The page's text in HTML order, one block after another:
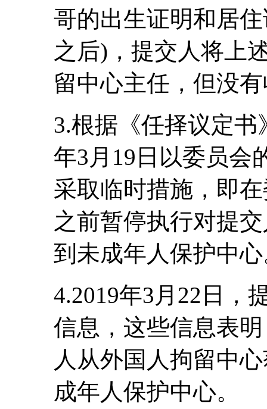
哥的出生证明和居
之后)，提交人将上
留中心主任，但没
3.根据《任择议定书
年3月19日以委员会
采取临时措施，即
之前暂停执行对提
到未成年人保护中
4.2019年3月22日，
信息，这些信息表
人从外国人拘留中
成年人保护中心。